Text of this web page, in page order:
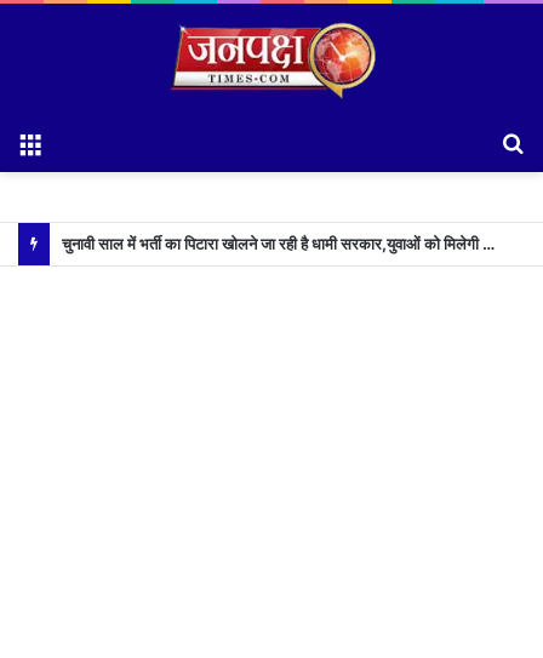
चुनावी साल में भर्ती का पिटारा खोलने जा रही है धामी सरकार,युवाओं को मिलेगी 34 हजार रिकॉर्ड भर्तियों की सौगात